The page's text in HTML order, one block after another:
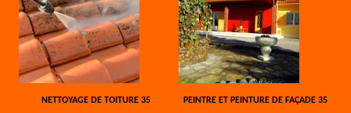
NETTOYAGE DE TOITURE 35 PEINTRE ET PEINTURE DE FAÇADE 35